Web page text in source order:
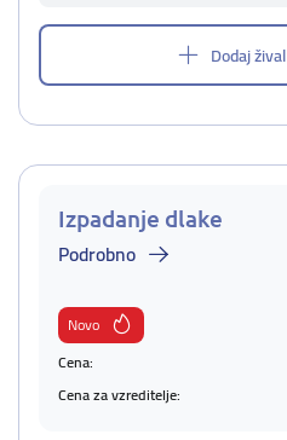
Dodaj žival
Izpadanje dlake
Podrobno
Novo
Cena:
Cena za vzreditelje: